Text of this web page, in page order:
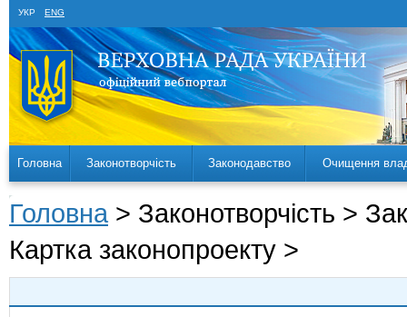
УКР ENG
Головна Законотворчість Законодавство Очищення
Головна > Законотворчість >
Картка законопроекту >